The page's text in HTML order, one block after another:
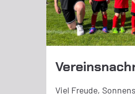
Viel Freude,